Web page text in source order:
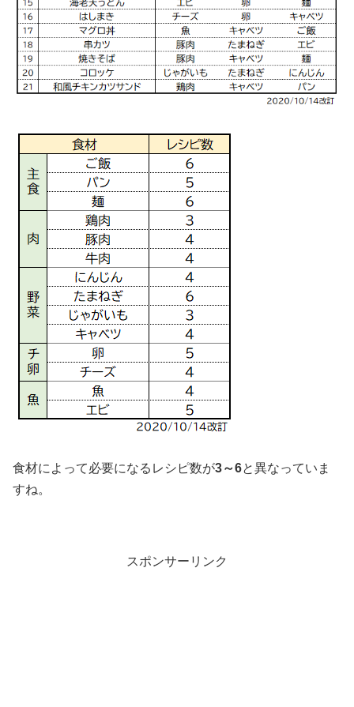
食材によって必要になるレシピ数が3～6と異なっていま
すね。
スポンサーリンク